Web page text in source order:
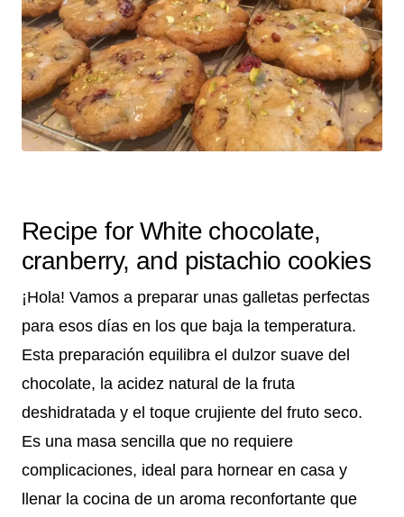
Recipe for White chocolate,
cranberry, and pistachio cookies
¡Hola! Vamos a preparar unas galletas perfectas
para esos días en los que baja la temperatura.
Esta preparación equilibra el dulzor suave del
chocolate, la acidez natural de la fruta
deshidratada y el toque crujiente del fruto seco.
Es una masa sencilla que no requiere
complicaciones, ideal para hornear en casa y
llenar la cocina de un aroma reconfortante que